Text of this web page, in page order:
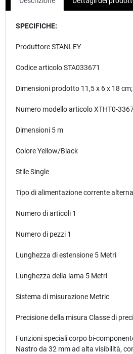
SPECIFICHE:
Produttore‎STANLEY
Codice articolo‎STA033671
Dimensioni prodotto ‎11,5 x 6 x 18
Numero modello articolo‎XTHT0-
Dimensioni ‎5 m
Colore‎Yellow/Black
Stile‎Single
Tipo di alimentazione‎corrente
Numero di articoli ‎1
Numero di pezzi ‎1
Lunghezza di estensione ‎5 Metri
Lunghezza della lama ‎5 Metri
Sistema di misurazione ‎Metric
Precisione della misura ‎Classe di
Funzioni speciali‎corpo bi-
Nastro da 32 mm ad alta visibilità,